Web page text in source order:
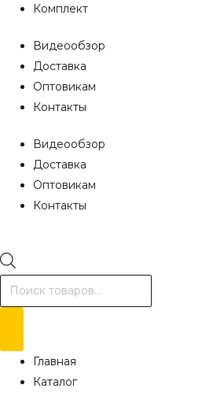
Комплект
Видеообзор
Доставка
Оптовикам
Контакты
Видеообзор
Доставка
Оптовикам
Контакты
Поиск
товаров
Главная
Каталог